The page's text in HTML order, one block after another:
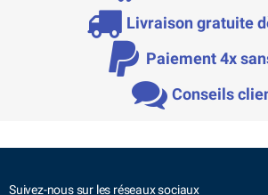
Livraison gratuite
Paiement 4x
Conseils
Suivez-nous sur les réseaux sociaux